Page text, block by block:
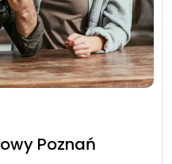
Poznań